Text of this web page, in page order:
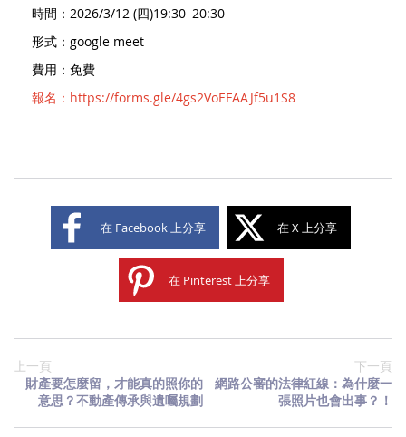
時間：2026/3/12 (四)19:30–20:30
形式：google meet
費用：免費
報名： https://forms.gle/4gs2VoEFAAJf5u1S8
在 Facebook 上分享 在 X 上分享
在 Pinterest 上分享
上一頁
財產要怎麼留，才能真的照你的
意思？不動產傳承與遺囑規劃
下一頁
網路公審的法律紅線：為什麼一
張照片也會出事？！